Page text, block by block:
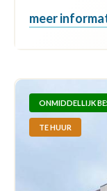
meer
ONMIDDELLIJK
TE HUUR